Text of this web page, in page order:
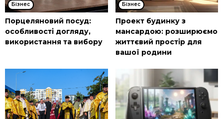
Бізнес
Порцеляновий посуд:
особливості догляду,
використання та вибору
Бізнес
Проект будинку з
мансардою: розширюємо
життєвий простір для
вашої родини